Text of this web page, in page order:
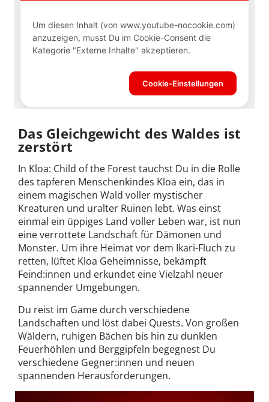
Das Gleichgewicht des Waldes ist
zerstört
In Kloa: Child of the Forest tauchst Du in die Rolle
des tapferen Menschenkindes Kloa ein, das in
einem magischen Wald voller mystischer
Kreaturen und uralter Ruinen lebt. Was einst
einmal ein üppiges Land voller Leben war, ist nun
eine verrottete Landschaft für Dämonen und
Monster. Um ihre Heimat vor dem Ikari-Fluch zu
retten, lüftet Kloa Geheimnisse, bekämpft
Feind:innen und erkundet eine Vielzahl neuer
spannender Umgebungen.
Du reist im Game durch verschiedene
Landschaften und löst dabei Quests. Von großen
Wäldern, ruhigen Bächen bis hin zu dunklen
Feuerhöhlen und Berggipfeln begegnest Du
verschiedene Gegner:innen und neuen
spannenden Herausforderungen.